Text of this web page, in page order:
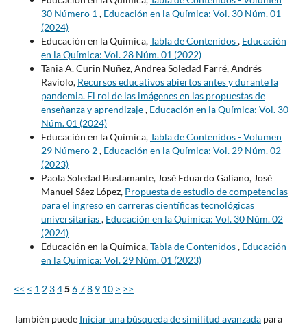
30 Número 1 , Educación en la Química: Vol. 30 Núm. 01
(2024)
Educación en la Química,Tabla de Contenidos, Educación
en la Química: Vol. 28 Núm. 01 (2022)
Tania A. Curin Nuñez, Andrea Soledad Farré, Andrés
Raviolo, Recursos educativos abiertos antes y durante la
pandemia. El rol de las imágenes en las propuestas de
enseñanza y aprendizaje, Educación en la Química: Vol. 30
Núm. 01 (2024)
Educación en la Química,Tabla de Contenidos - Volumen
29 Número 2, Educación en la Química: Vol. 29 Núm. 02
(2023)
Paola Soledad Bustamante, José Eduardo Galiano, José
Manuel Sáez López, Propuesta de estudio de competencias
para el ingreso en carreras científicas tecnológicas
universitarias, Educación en la Química: Vol. 30 Núm. 02
(2024)
Educación en la Química,Tabla de Contenidos, Educación
en la Química: Vol. 29 Núm. 01 (2023)
<< < 1 2 345678 9 10 > >>
También puede Iniciar una búsqueda de similitud avanzadapara